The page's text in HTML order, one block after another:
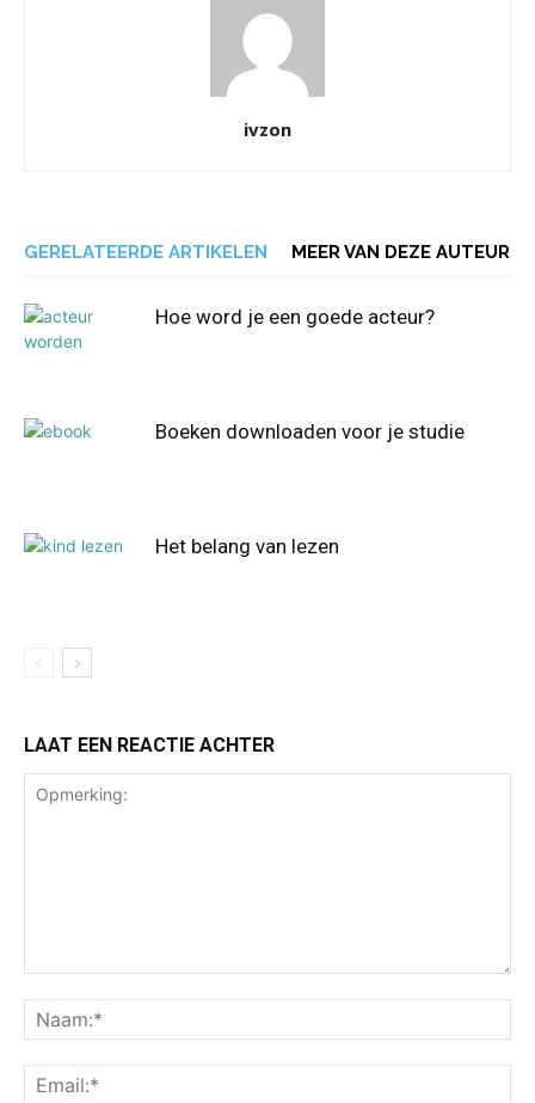
ivzon
GERELATEERDE ARTIKELEN MEER VAN DEZE AUTEUR
Hoe word je een goede acteur?
Boeken downloaden voor je studie
Het belang van lezen
LAAT EEN REACTIE ACHTER